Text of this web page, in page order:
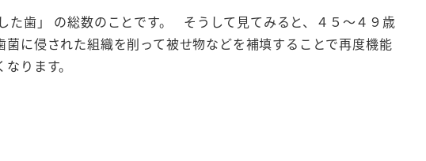
歯」 の総数のことです。 そうして見てみると、４５～４９歳
に侵された組織を削って被せ物などを補填することで再度機能
ります。